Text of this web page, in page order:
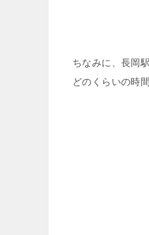
ちなみに、長岡
どのくらいの時